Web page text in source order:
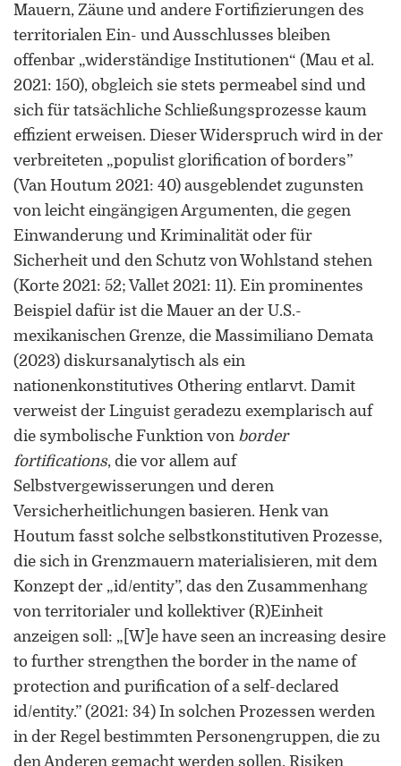
Mauern, Zäune und andere Fortifizierungen des
territorialen Ein- und Ausschlusses bleiben
offenbar „widerständige Institutionen“ (Mau et al.
2021: 150), obgleich sie stets permeabel sind und
sich für tatsächliche Schließungsprozesse kaum
effizient erweisen. Dieser Widerspruch wird in der
verbreiteten „populist glorification of borders”
(Van Houtum 2021: 40) ausgeblendet zugunsten
von leicht eingängigen Argumenten, die gegen
Einwanderung und Kriminalität oder für
Sicherheit und den Schutz von Wohlstand stehen
(Korte 2021: 52; Vallet 2021: 11). Ein prominentes
Beispiel dafür ist die Mauer an der U.S.-
mexikanischen Grenze, die Massimiliano Demata
(2023) diskursanalytisch als ein
nationenkonstitutives Othering entlarvt. Damit
verweist der Linguist geradezu exemplarisch auf
die symbolische Funktion von border
fortifications, die vor allem auf
Selbstvergewisserungen und deren
Versicherheitlichungen basieren. Henk van
Houtum fasst solche selbstkonstitutiven Prozesse,
die sich in Grenzmauern materialisieren, mit dem
Konzept der „id/entity”, das den Zusammenhang
von territorialer und kollektiver (R)Einheit
anzeigen soll: „[W]e have seen an increasing desire
to further strengthen the border in the name of
protection and purification of a self-declared
id/entity.” (2021: 34) In solchen Prozessen werden
in der Regel bestimmten Personengruppen, die zu
den Anderen gemacht werden sollen, Risiken